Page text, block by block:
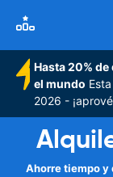
Hasta 20%
el mundo
2026 -
Ahorre tiempo y